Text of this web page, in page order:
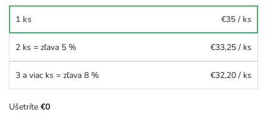
1 ks €35 / ks
2 ks = zľava 5 % €33,25 / ks
3 a viac ks = zľava 8 % €32,20 / ks
Ušetríte €0